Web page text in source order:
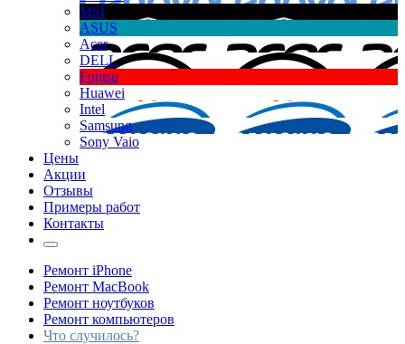
MSI
ASUS
Acer
DELL
Fujitsu
Huawei
Intel
Samsung
Sony Vaio
Цены
Акции
Отзывы
Примеры работ
Контакты
Ремонт iPhone
Ремонт MacBook
Ремонт ноутбуков
Ремонт компьютеров
Что случилось?